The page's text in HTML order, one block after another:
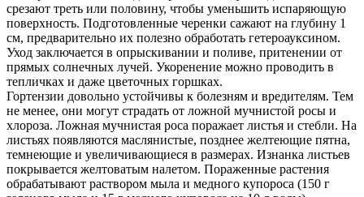
срезают треть или половину, чтобы уменьшить испаряющую
поверхность. Подготовленные черенки сажают на глубину 1
см, предварительно их полезно обработать гетероауксином.
Уход заключается в опрыскивании и поливе, притенении от
прямых солнечных лучей. Укоренение можно проводить в
тепличках и даже цветочных горшках.
Гортензии довольно устойчивы к болезням и вредителям. Тем
не менее, они могут страдать от ложной мучнистой росы и
хлороза. Ложная мучнистая роса поражает листья и стебли. На
листьях появляются маслянистые, позднее желтеющие пятна,
темнеющие и увеличивающиеся в размерах. Изнанка листьев
покрывается желтоватым налетом. Пораженные растения
обрабатывают раствором мыла и медного купороса (150 г